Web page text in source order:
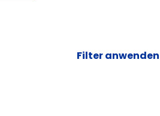
Filter anwenden